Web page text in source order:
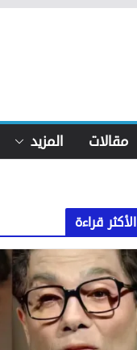
مقالات المزيد
الأكثر قراءة